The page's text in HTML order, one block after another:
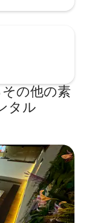
の他の素
タル